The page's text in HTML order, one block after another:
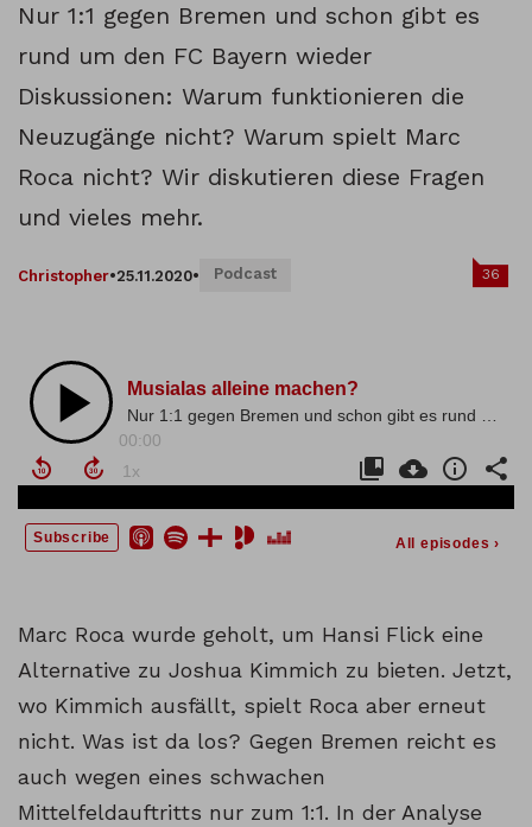
Nur 1:1 gegen Bremen und schon gibt es
rund um den FC Bayern wieder
Diskussionen: Warum funktionieren die
Neuzugänge nicht? Warum spielt Marc
Roca nicht? Wir diskutieren diese Fragen
und vieles mehr.
Christopher•25.11.2020• Podcast 36
Marc Roca wurde geholt, um Hansi Flick eine
Alternative zu Joshua Kimmich zu bieten. Jetzt,
wo Kimmich ausfällt, spielt Roca aber erneut
nicht. Was ist da los? Gegen Bremen reicht es
auch wegen eines schwachen
Mittelfeldauftritts nur zum 1:1. In der Analyse